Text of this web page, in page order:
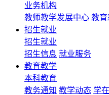
业务机构
教师教学发展中心 教
招生就业
招生就业
招生信息 就业服务
教育教学
本科教育
教务通知 教学动态 学